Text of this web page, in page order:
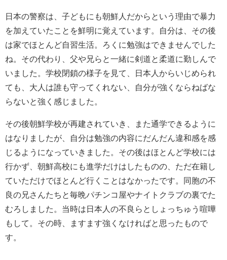
日本の警察は、子どもにも朝鮮人だからという理由で暴力
を加えていたことを鮮明に覚えています。自分は、その後
は家でほとんど自習生活。ろくに勉強はできませんでした
ね。その代わり、父や兄らと一緒に剣道と柔道に勤しんで
いました。学校閉鎖の様子を見て、日本人からいじめられ
ても、大人は誰も守ってくれない、自分が強くならねばな
らないと強く感じました。
その後朝鮮学校が再建されていき、また通学できるように
はなりましたが、自分は勉強の内容にだんだん違和感を感
じるようになっていきました。その後はほとんど学校には
行かず、朝鮮高校にも進学だけはしたものの、ただ在籍し
ていただけでほとんど行くことはなかったです。同胞の不
良の兄さんたちと毎晩パチンコ屋やナイトクラブの裏でた
むろしました。当時は日本人の不良らとしょっちゅう喧嘩
もして。その時、ますます強くなければと思ったもので
す。